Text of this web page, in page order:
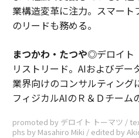
業構造変革に注力。スマー
のリードも務める。
まつかわ・たつや◎デロイト
リストリード。AIおよびデ
業界向けのコンサルティング
フィジカルAIのＲ＆Ｄチーム
promoted by デロイト トーマツ /
phs by Masahiro Miki / edited by